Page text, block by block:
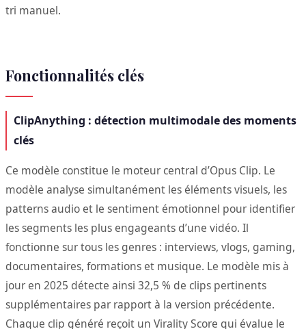
tri manuel.
Fonctionnalités clés
ClipAnything : détection multimodale des moments
clés
Ce modèle constitue le moteur central d’Opus Clip. Le
modèle analyse simultanément les éléments visuels, les
patterns audio et le sentiment émotionnel pour identifier
les segments les plus engageants d’une vidéo. Il
fonctionne sur tous les genres : interviews, vlogs, gaming,
documentaires, formations et musique. Le modèle mis à
jour en 2025 détecte ainsi 32,5 % de clips pertinents
supplémentaires par rapport à la version précédente.
Chaque clip généré reçoit un Virality Score qui évalue le